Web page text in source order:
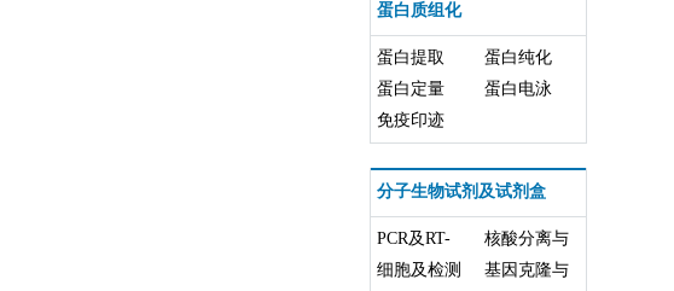
蛋白质组化
蛋白提取
蛋白纯化
蛋白定量
蛋白电泳
免疫印迹
分子生物试剂及试剂盒
PCR及RT-
PCR
核酸分离与
纯化
细胞及检测
基因克隆与